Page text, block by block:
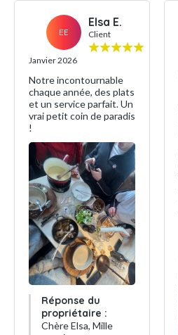
EE
Elsa E.
Client
Janvier 2026
Notre incontournable
chaque année, des plats
et un service parfait. Un
vrai petit coin de paradis
!
Réponse du
propriétaire :
Chère Elsa, Mille